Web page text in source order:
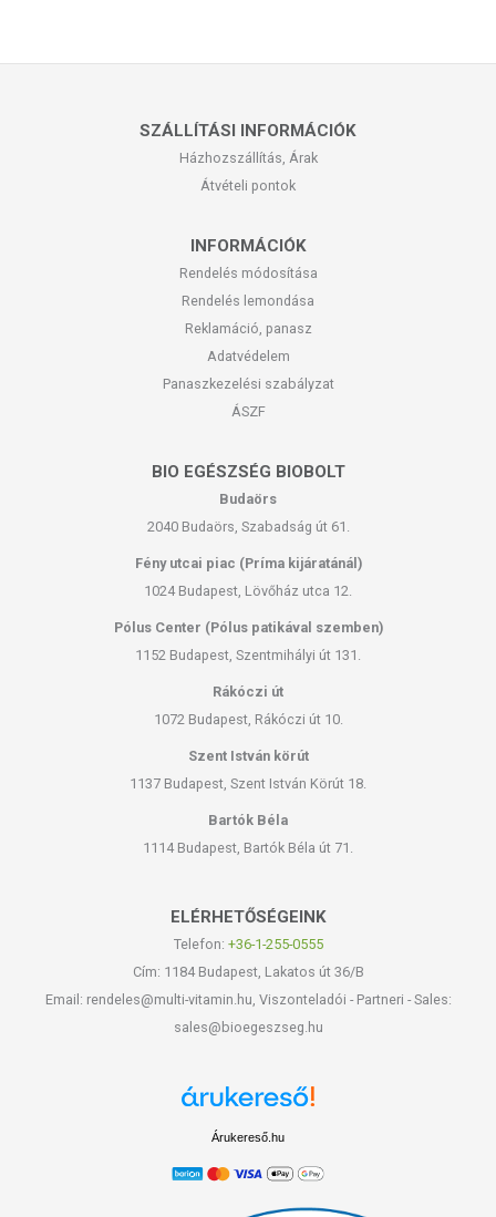
SZÁLLÍTÁSI INFORMÁCIÓK
Házhozszállítás, Árak
Átvételi pontok
INFORMÁCIÓK
Rendelés módosítása
Rendelés lemondása
Reklamáció, panasz
Adatvédelem
Panaszkezelési szabályzat
ÁSZF
BIO EGÉSZSÉG BIOBOLT
Budaörs
2040 Budaörs, Szabadság út 61.
Fény utcai piac (Príma kijáratánál)
1024 Budapest, Lövőház utca 12.
Pólus Center (Pólus patikával szemben)
1152 Budapest, Szentmihályi út 131.
Rákóczi út
1072 Budapest, Rákóczi út 10.
Szent István körút
1137 Budapest, Szent István Körút 18.
Bartók Béla
1114 Budapest, Bartók Béla út 71.
ELÉRHETŐSÉGEINK
Telefon: +36-1-255-0555
Cím: 1184 Budapest, Lakatos út 36/B
Email: rendeles@multi-vitamin.hu, Viszonteladói - Partneri - Sales:
sales@bioegeszseg.hu
Árukereső.hu